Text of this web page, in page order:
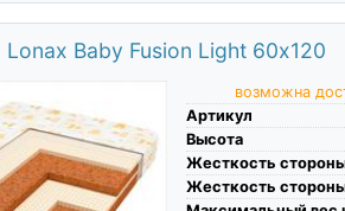
Baby Fusion Light 60х120
возможна
Артикул
Высота
Жесткость
Жесткость